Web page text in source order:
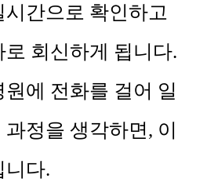
간으로 확인하고
회신하게 됩니다.
에 전화를 걸어 일
정을 생각하면, 이
니다.